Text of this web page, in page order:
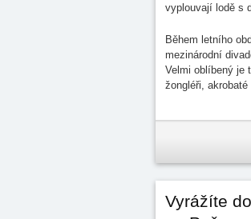
vyplouvají lodě s
Během letního
mezinárodní
Velmi oblíbený je
žongléři,
Vyrážíte